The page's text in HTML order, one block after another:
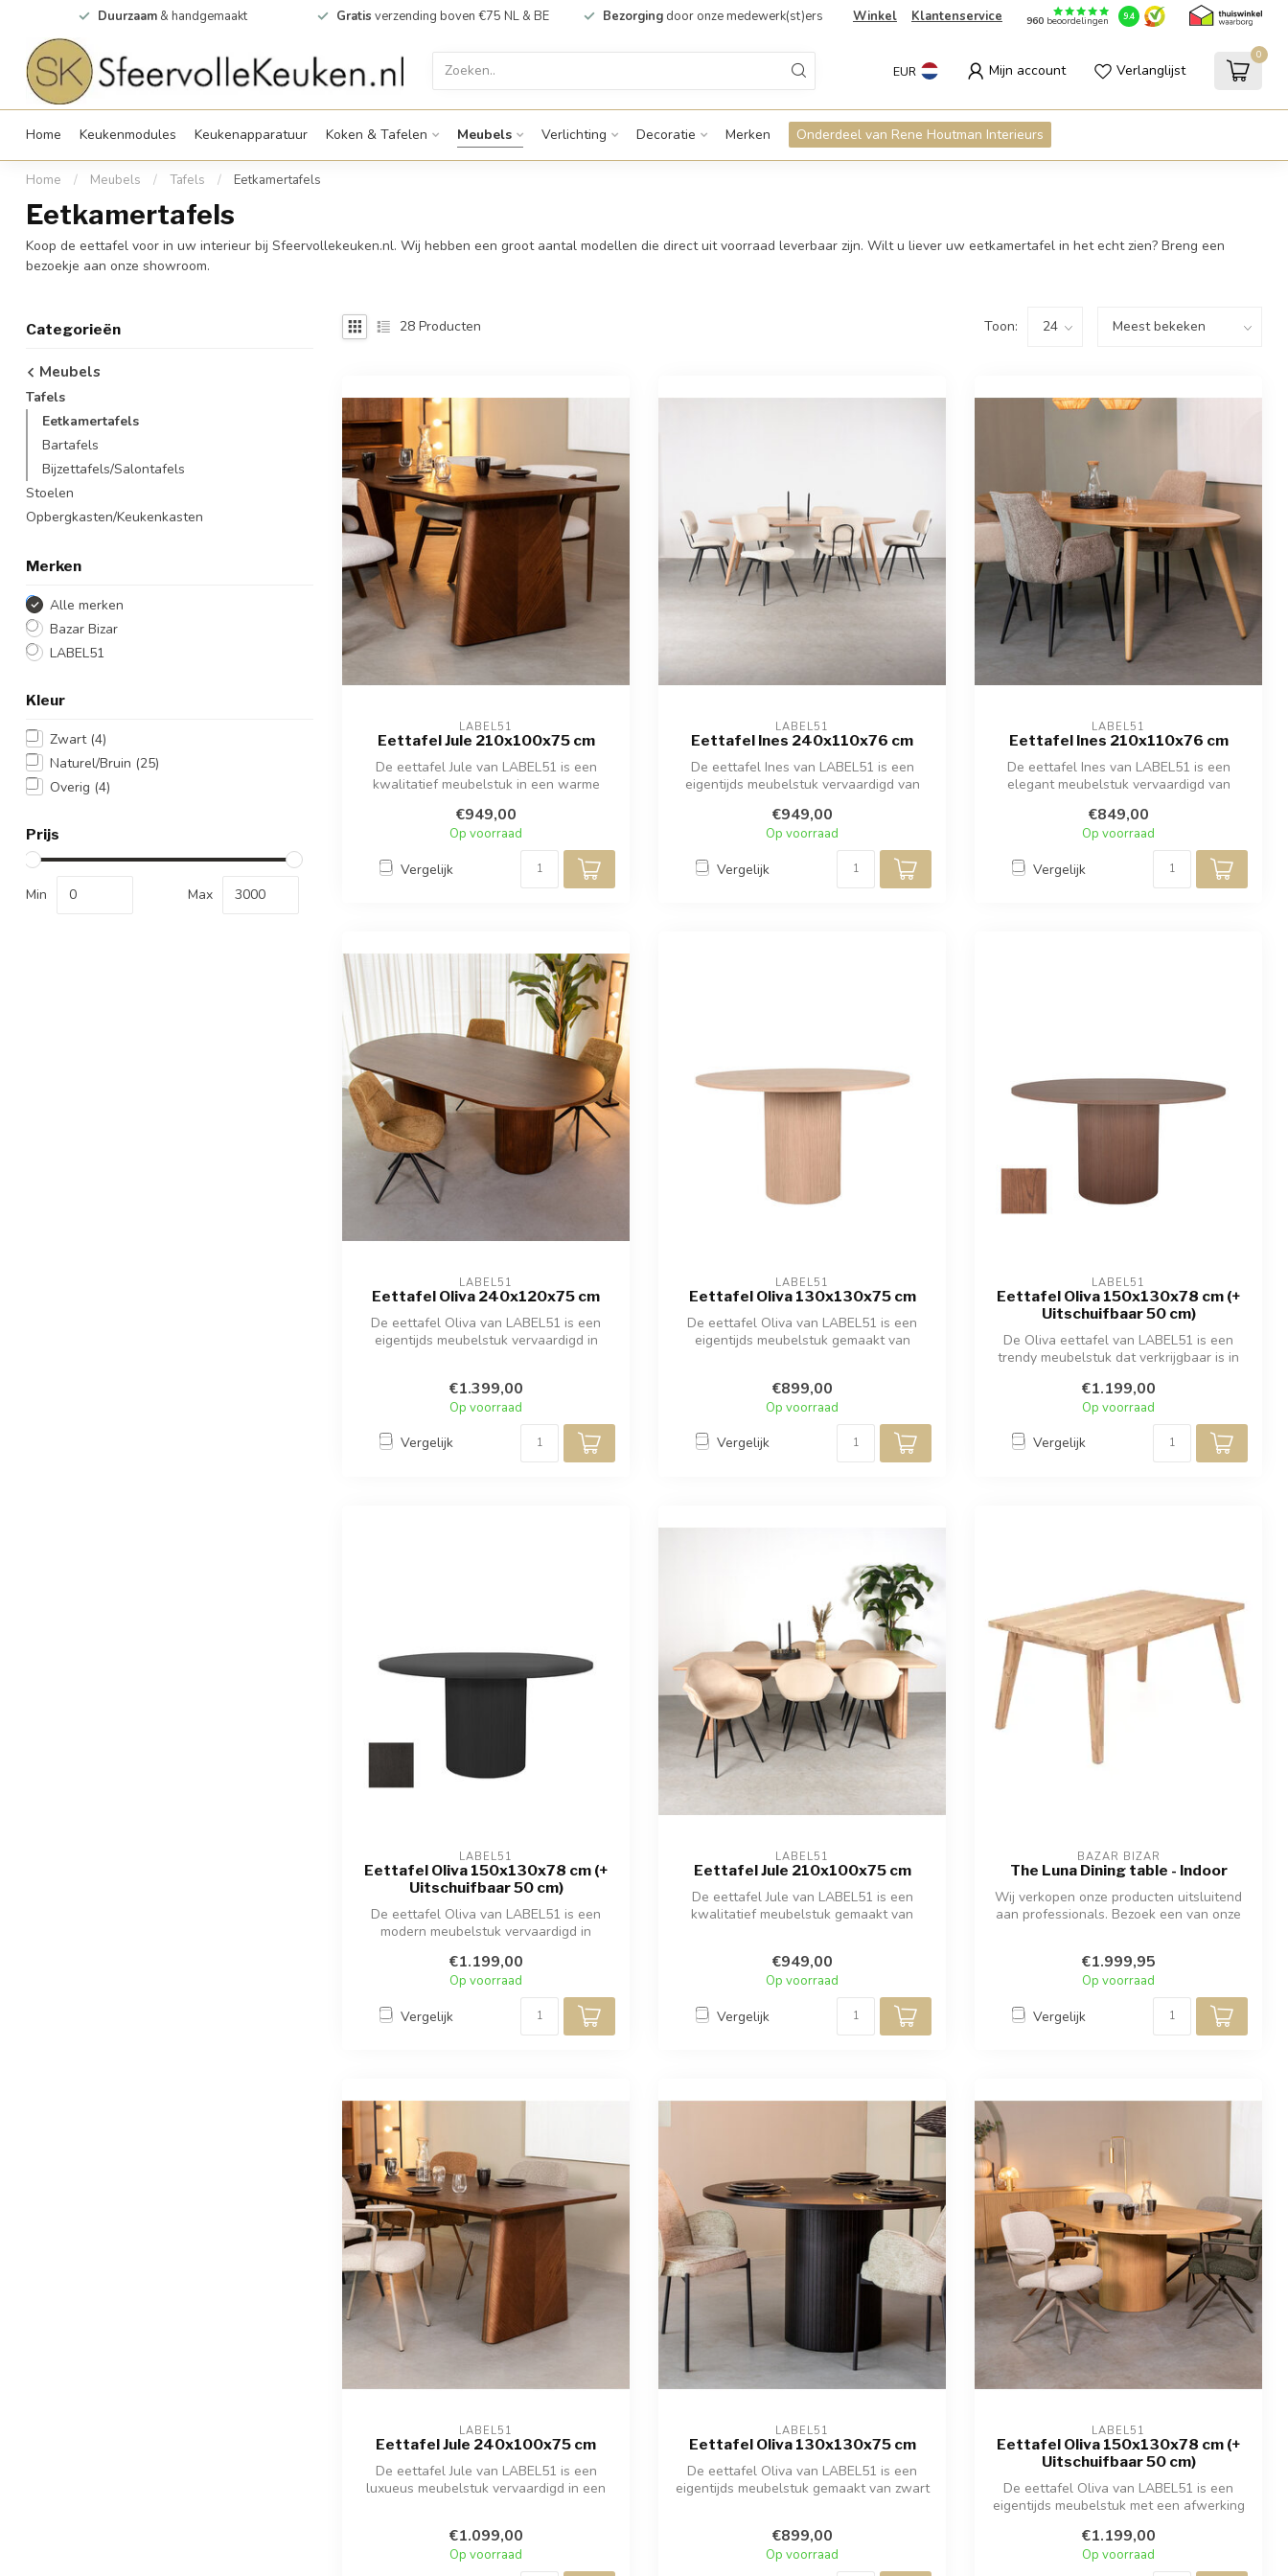
Duurzaam & handgemaakt Gratis verzending boven €75 NL & BE Bezorging door onze medewerk(st)ers Winkel Klantenservice 960beoordelingen 9.4
EUR Mijn account Verlanglijst
0
Home Keukenmodules Keukenapparatuur Koken & Tafelen Meubels Verlichting Decoratie Merken Onderdeel van Rene Houtman Interieurs
Home / Meubels / Tafels / Eetkamertafels
Eetkamertafels
Koop de eettafel voor in uw interieur bij Sfeervollekeuken.nl. Wij hebben een groot aantal modellen die direct uit voorraad leverbaar zijn. Wilt u liever uw eetkamertafel in het echt zien? Breng een
bezoekje aan onze showroom.
Categorieën
Meubels
Tafels
Eetkamertafels
Bartafels
Bijzettafels/Salontafels
Stoelen
Opbergkasten/Keukenkasten
Merken
Alle merken
Bazar Bizar
LABEL51
Kleur
Zwart (4)
Naturel/Bruin (25)
Overig (4)
Prijs
Min Max
28 Producten Toon:
LABEL51
Eettafel Jule 210x100x75 cm
De eettafel Jule van LABEL51 is een
kwalitatief meubelstuk in een warme
€949,00
Op voorraad
Vergelijk
LABEL51
Eettafel Ines 240x110x76 cm
De eettafel Ines van LABEL51 is een
eigentijds meubelstuk vervaardigd van
€949,00
Op voorraad
Vergelijk
LABEL51
Eettafel Ines 210x110x76 cm
De eettafel Ines van LABEL51 is een
elegant meubelstuk vervaardigd van
€849,00
Op voorraad
Vergelijk
LABEL51
Eettafel Oliva 240x120x75 cm
De eettafel Oliva van LABEL51 is een
eigentijds meubelstuk vervaardigd in
€1.399,00
Op voorraad
Vergelijk
LABEL51
Eettafel Oliva 130x130x75 cm
De eettafel Oliva van LABEL51 is een
eigentijds meubelstuk gemaakt van
€899,00
Op voorraad
Vergelijk
LABEL51
Eettafel Oliva 150x130x78 cm (+
Uitschuifbaar 50 cm)
De Oliva eettafel van LABEL51 is een
trendy meubelstuk dat verkrijgbaar is in
€1.199,00
Op voorraad
Vergelijk
LABEL51
Eettafel Oliva 150x130x78 cm (+
Uitschuifbaar 50 cm)
De eettafel Oliva van LABEL51 is een
modern meubelstuk vervaardigd in
€1.199,00
Op voorraad
Vergelijk
LABEL51
Eettafel Jule 210x100x75 cm
De eettafel Jule van LABEL51 is een
kwalitatief meubelstuk gemaakt van
€949,00
Op voorraad
Vergelijk
BAZAR BIZAR
The Luna Dining table - Indoor
Wij verkopen onze producten uitsluitend
aan professionals. Bezoek een van onze
€1.999,95
Op voorraad
Vergelijk
LABEL51
Eettafel Jule 240x100x75 cm
De eettafel Jule van LABEL51 is een
luxueus meubelstuk vervaardigd in een
€1.099,00
Op voorraad
LABEL51
Eettafel Oliva 130x130x75 cm
De eettafel Oliva van LABEL51 is een
eigentijds meubelstuk gemaakt van zwart
€899,00
Op voorraad
LABEL51
Eettafel Oliva 150x130x78 cm (+
Uitschuifbaar 50 cm)
De eettafel Oliva van LABEL51 is een
eigentijds meubelstuk met een afwerking
€1.199,00
Op voorraad